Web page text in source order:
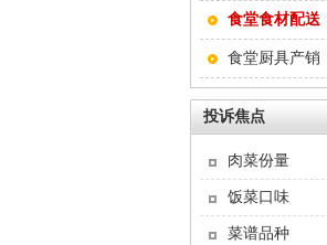
食堂食材配送
食堂厨具产销
投诉焦点
肉菜份量
饭菜口味
菜谱品种